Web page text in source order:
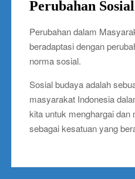
Perubahan Sosial
Perubahan dalam
beradaptasi dengan
norma sosial.
Sosial budaya adalah
masyarakat Indonesia
kita untuk menghargai
sebagai kesatuan yang